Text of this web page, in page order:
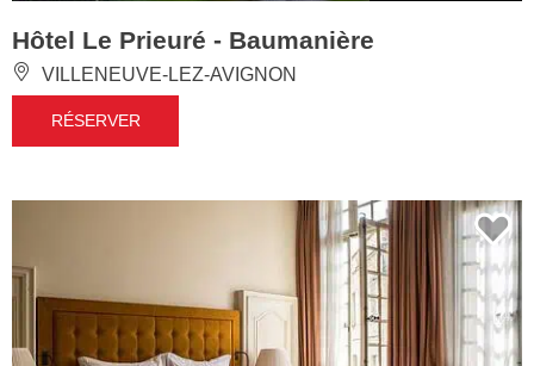
Hôtel Le Prieuré - Baumanière
VILLENEUVE-LEZ-AVIGNON
RÉSERVER